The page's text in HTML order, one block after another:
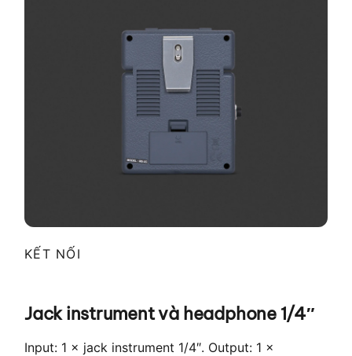
KẾT NỐI
Jack instrument và headphone 1/4″
Input: 1 × jack instrument 1/4″. Output: 1 ×